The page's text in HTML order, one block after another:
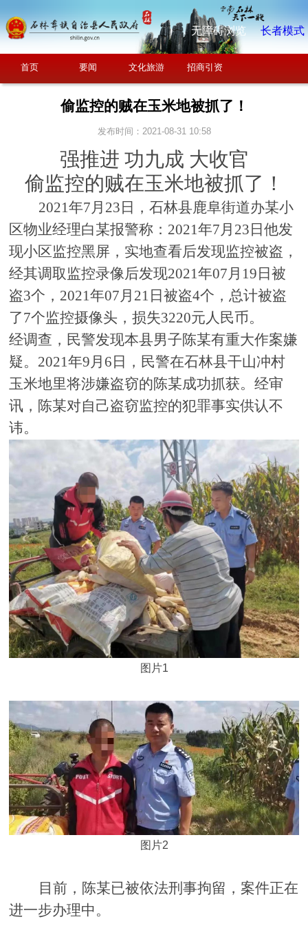
无障碍浏览 长者模式
首页 要闻 文化旅游 招商引资
偷监控的贼在玉米地被抓了！
发布时间：2021-08-31 10:58
强推进 功九成 大收官
偷监控的贼在玉米地被抓了！
2021年7月23日，石林县鹿阜街道办某小
区物业经理白某报警称：2021年7月23日他发
现小区监控黑屏，实地查看后发现监控被盗，
经其调取监控录像后发现2021年07月19日被
盗3个，2021年07月21日被盗4个，总计被盗
了7个监控摄像头，损失3220元人民币。
经调查，民警发现本县男子陈某有重大作案嫌
疑。 2021年9月6日，民警在石林县干山冲村
玉米地里将涉嫌盗窃的陈某成功抓获。经审
讯，陈某对自己盗窃监控的犯罪事实供认不
讳。
图片1
图片2
目前，陈某已被依法刑事拘留，案件正在
进一步办理中。